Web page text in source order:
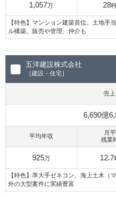
1,057万 28
【特色】マンション建築首位。土地手
ル構築。販売や管理、仲介も
五洋建設株式会社
［建設・住宅］
売
6,690億
平均年収
925万
月
残業
12.7
【特色】準大手ゼネコン、海上土木（
外の大型案件に実績豊富